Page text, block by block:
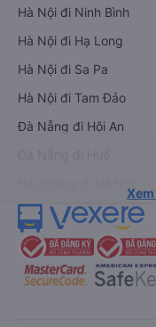
Hà Nội đi Ninh Bình
Hà Nội đi Hạ Long
Hà Nội đi Sa Pa
Hà Nội đi Tam Đảo
Đà Nẵng đi Hội An